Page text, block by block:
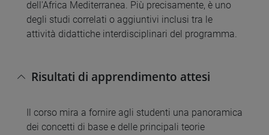
dell'Africa Mediterranea. Più precisamente, è uno
degli studi correlati o aggiuntivi inclusi tra le
attività didattiche interdisciplinari del programma.
Risultati di apprendimento attesi
Il corso mira a fornire agli studenti una panoramica
dei concetti di base e delle principali teorie